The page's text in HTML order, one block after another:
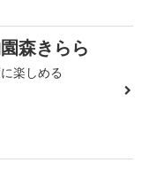
森きらら
楽しめる